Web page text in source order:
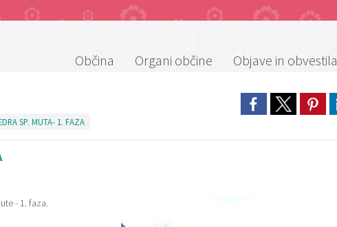
Občina Organi občine Objave in obvestila
SP. MUTA- 1. FAZA
- 1. faza.